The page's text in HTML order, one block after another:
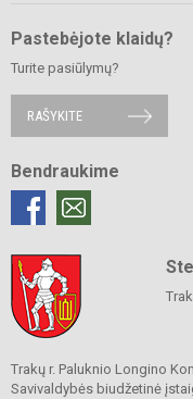
Pastebėjote klaidų?
Turite pasiūlymų?
RAŠYKITE
Bendraukime
Trakų r. Paluknio Longino
Savivaldybės biudžetinė